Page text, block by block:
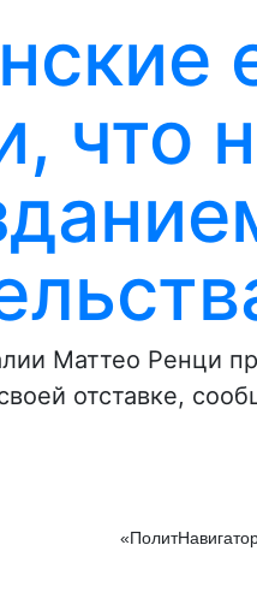
что
Маттео Ренци
отставке,